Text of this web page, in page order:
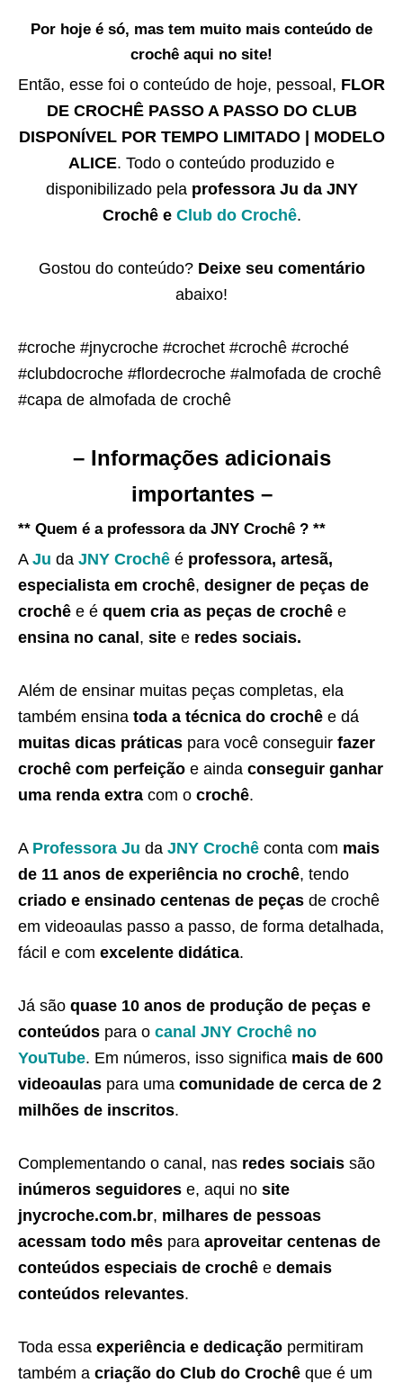
Por hoje é só, mas tem muito mais conteúdo de
crochê aqui no site!
Então, esse foi o conteúdo de hoje, pessoal, FLOR
DE CROCHÊ PASSO A PASSO DO CLUB
DISPONÍVEL POR TEMPO LIMITADO | MODELO
ALICE. Todo o conteúdo produzido e
disponibilizado pela professora Ju da JNY
Crochê e Club do Crochê.
Gostou do conteúdo? Deixe seu comentário
abaixo!
#croche #jnycroche #crochet #crochê #croché
#clubdocroche #flordecroche #almofada de crochê
#capa de almofada de crochê
– Informações adicionais
importantes –
** Quem é a professora da JNY Crochê ? **
A Ju da JNY Crochê é professora, artesã,
especialista em crochê, designer de peças de
crochê e é quem cria as peças de crochê e
ensina no canal, site e redes sociais.
Além de ensinar muitas peças completas, ela
também ensina toda a técnica do crochê e dá
muitas dicas práticas para você conseguir fazer
crochê com perfeição e ainda conseguir ganhar
uma renda extra com o crochê.
A Professora Ju da JNY Crochê conta com mais
de 11 anos de experiência no crochê, tendo
criado e ensinado centenas de peças de crochê
em videoaulas passo a passo, de forma detalhada,
fácil e com excelente didática.
Já são quase 10 anos de produção de peças e
conteúdos para o canal JNY Crochê no
YouTube. Em números, isso significa mais de 600
videoaulas para uma comunidade de cerca de 2
milhões de inscritos.
Complementando o canal, nas redes sociais são
inúmeros seguidores e, aqui no site
jnycroche.com.br, milhares de pessoas
acessam todo mês para aproveitar centenas de
conteúdos especiais de crochê e demais
conteúdos relevantes.
Toda essa experiência e dedicação permitiram
também a criação do Club do Crochê que é um